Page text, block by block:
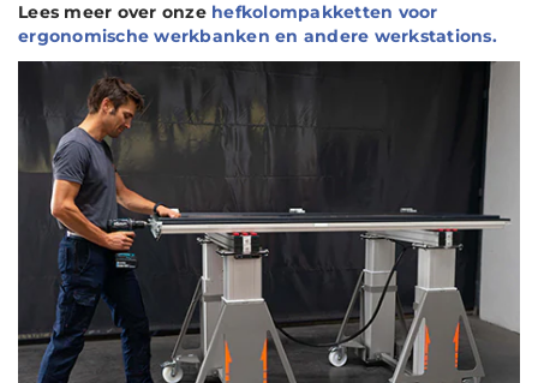
Lees meer over onze hefkolompakketten voor
ergonomische werkbanken en andere werkstations.